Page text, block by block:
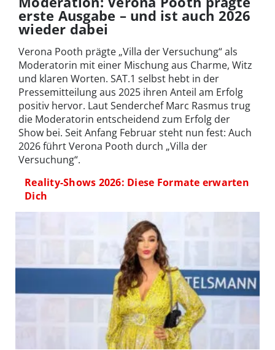
erste Ausgabe – und ist auch 2026
wieder dabei
Verona Pooth prägte „Villa der Versuchung“ als
Moderatorin mit einer Mischung aus Charme, Witz
und klaren Worten. SAT.1 selbst hebt in der
Pressemitteilung aus 2025 ihren Anteil am Erfolg
positiv hervor. Laut Senderchef Marc Rasmus trug
die Moderatorin entscheidend zum Erfolg der
Show bei. Seit Anfang Februar steht nun fest: Auch
2026 führt Verona Pooth durch „Villa der
Versuchung“.
Reality-Shows 2026: Diese Formate erwarten
Dich